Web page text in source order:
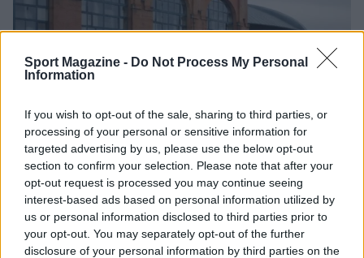
Sport Magazine - Do Not Process My Personal
Information
If you wish to opt-out of the sale, sharing to third parties, or
processing of your personal or sensitive information for
targeted advertising by us, please use the below opt-out
section to confirm your selection. Please note that after your
opt-out request is processed you may continue seeing
interest-based ads based on personal information utilized by
us or personal information disclosed to third parties prior to
your opt-out. You may separately opt-out of the further
disclosure of your personal information by third parties on the
Valentina Zago: l’arrivo a Trescore Balneario e il suo
impatto nella pallavolo italiana
Andrea Conforti · 8 Ago 2026
ALTRI SPORT